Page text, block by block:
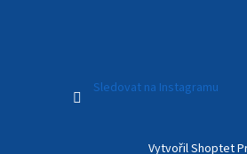
Sledovat na Instagramu
Vytvořil Shoptet